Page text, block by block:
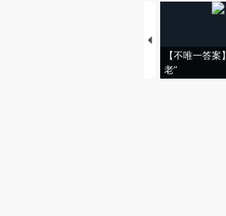
【不唯一答案
老”